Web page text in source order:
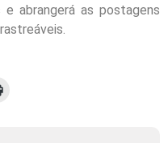
abrangerá as postagens